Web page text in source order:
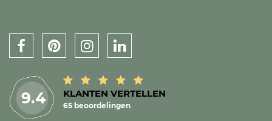
9.4 KLANTEN VERTELLEN
65 beoordelingen